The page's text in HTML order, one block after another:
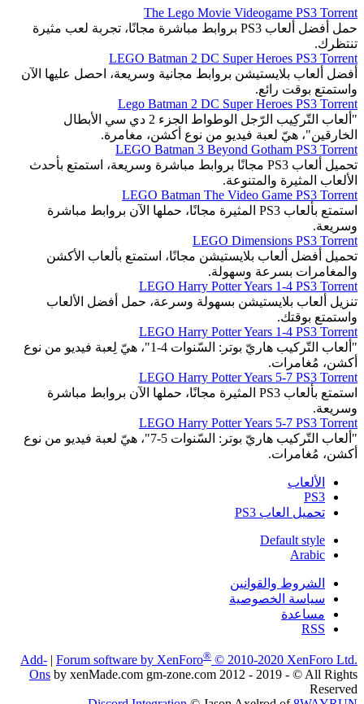
The Lego Movie Videogame PS3 Torrent
حمل أفضل ألعاب PS3 بروابط مباشرة مجانًا، تجربة لعب مثيرة
تنتظرك.
LEGO Batman 2 DC Super Heroes PS3 Torrent
أفضل ألعاب بلايستيشن بروابط مجانية وسريعة، احصل عليها الآن
واستمتع بوقت رائع.
Lego Batman 2 DC Super Heroes PS3 Torrent
"ألعاب التّركِيب الرّجل الوطواط الجزء 2 دي سي الأبطال
الخارقين"، هيّ لعبة فيديو من نوع أكشن، مغامرة.
LEGO Batman 3 Beyond Gotham PS3 Torrent
تحميل ألعاب PS3 مجانًا بروابط مباشرة وسريعة، استمتع بأحدث
الألعاب المثيرة والمتنوعة.
LEGO Batman The Video Game PS3 Torrent
استمتع بألعاب PS3 المثيرة مجانًا، حملها الآن بروابط مباشرة
وسريعة.
LEGO Dimensions PS3 Torrent
تحميل أفضل ألعاب بلايستيشن مجانًا، استمتع بألعاب الأكشن
والمغامرات بسرعة وسهولة.
LEGO Harry Potter Years 1-4 PS3 Torrent
تنزيل ألعاب بلايستيشن بسهولة وسرعة، حمل أفضل الألعاب
واستمتع بوقتك.
LEGO Harry Potter Years 1-4 PS3 Torrent
"ألعاب التّركيب هاريّ بوتر: السّنوات 4-1"، هيّ لِعبة فيديو من نوع
أكشن، مُغامرات.
LEGO Harry Potter Years 5-7 PS3 Torrent
استمتع بألعاب PS3 المثيرة مجانًا، حملها الآن بروابط مباشرة
وسريعة.
LEGO Harry Potter Years 5-7 PS3 Torrent
"ألعاب التّركيب هاريّ بوتر: السّنوات 5-7"، هيّ لعبة فيديو من نوع
أكشن، مُغامرات.
الألعاب
PS3
تحميل العاب PS3
Default style
Arabic
الشروط والقوانين
سياسة الخصوصية
مساعدة
RSS
Forum software by XenForo® © 2010-2020 XenForo Ltd.
|
Add-
Ons by xenMade.com gm-zone.com 2012 - 2019 - © All Rights
Reserved